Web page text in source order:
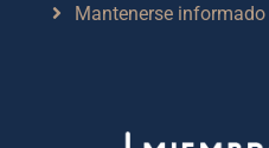
Mantenerse informado